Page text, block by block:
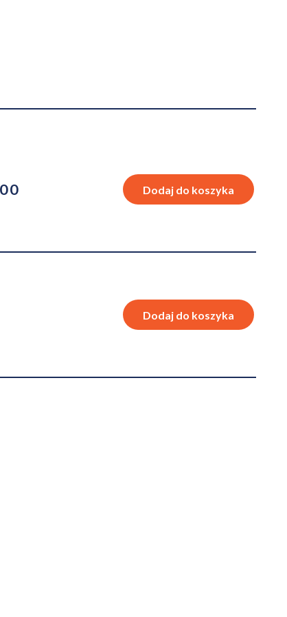
Dodaj do koszyka
Dodaj do koszyka